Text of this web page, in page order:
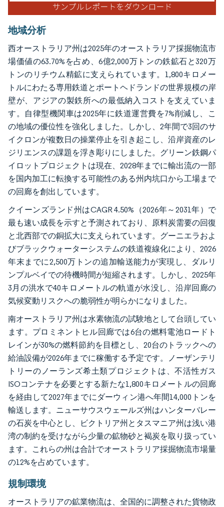
地域分析
西オーストラリア州は2025年のオーストラリア採掘物流市
場価値の63.70%を占め、6億2,000万トンの鉄鉱石と320万
トンのリチウム精鉱に支えられています。1,800キロメー
トルにわたる専用鉄道とポートヘドランドの世界規模の岸
壁が、アジアの製鉄所への最低納入コストを支えていま
す。自律型機関車は2025年に鉄道運営費を7%削減し、こ
の地域の優位性を強化しました。しかし、2年間で3回のサ
イクロンが複数日の操業停止を引き起こし、沿岸資産のレ
ジリエンスの課題を浮き彫りにしました。グリーン鉄鋼パ
イロットプロジェクトは現在、2028年までに輸出流の一部
を国内加工に転換する可能性のある州内坑口から工場まで
の回廊を創出しています。
クイーンズランド州はCAGR 4.50%（2026年～2031年）で
最も速い成長を示すと予測されており、原料炭需要の回復
と北西部での銅拡大に支えられています。グーニエラおよ
びブラックウォーターシステムの鉄道複線化により、2026
年末までに2,500万トンの追加輸送能力が実現し、ダルリ
ンプルベイでの待機時間が短縮されます。しかし、2025年
3月の洪水で40キロメートルの軌道が水没し、沿岸回廊の
気候変動リスクへの脆弱性が明らかになりました。
南オーストラリア州は水素物流の試験地として台頭してい
ます。プロミネントヒル回廊では6台の燃料電池ロードト
レインが30%の燃料節約を目標とし、20台のトラックへの
給油設備が2026年までに稼働する予定です。ノーザンテリ
トリーのノーランズ希土類プロジェクトは、不活性ガス
ISOコンテナを必要とする新たな1,800キロメートルの回廊
を経由して2027年までにダーウィン港へ年間14,000トンを
輸送します。ニューサウスウェールズ州はハンターバレー
の石炭を中心とし、ビクトリア州とタスマニア州は浅い港
湾の制約を受けながら少量の鉱物砂と褐炭を取り扱ってい
ます。これらの州は合計でオーストラリア採掘物流市場量
の12%を占めています。
規制環境
オーストラリアの鉱業物流は、全国的に調整された貨物政